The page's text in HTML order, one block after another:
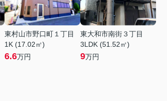
東村山市野口町１丁目
1K (17.02㎡)
6.6万円
東大和市南街３丁目
3LDK (51.52㎡)
9万円